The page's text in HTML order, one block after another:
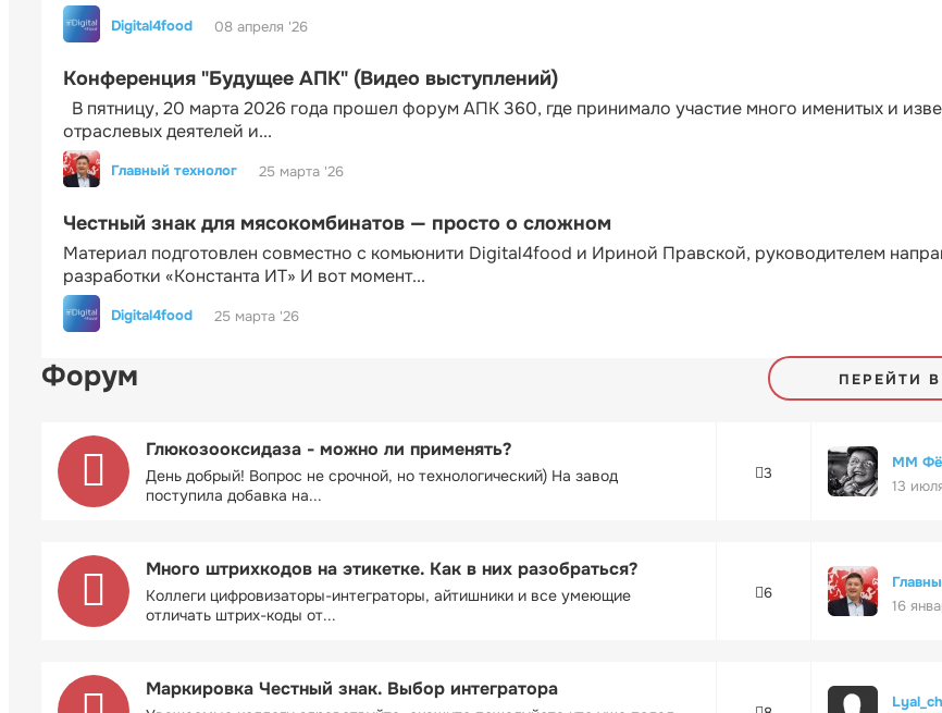
Digital4food 08 апреля '26
Конференция "Будущее АПК" (Видео выступлений)
В пятницу, 20 марта 2026 года прошел форум АПК 360, где принимало участие много именитых и
отраслевых деятелей и...
Главный технолог 25 марта '26
Честный знак для мясокомбинатов — просто о сложном
Материал подготовлен совместно с комьюнити Digital4food и Ириной Правской, руководителем
разработки «Константа ИТ» И вот момент...
Digital4food 25 марта '26
Форум ПЕРЕЙТИ
Глюкозооксидаза - можно ли применять?
День добрый! Вопрос не срочной, но технологический) На завод
поступила добавка на...
3
ММ
13
Много штрихкодов на этикетке. Как в них разобраться?
Коллеги цифровизаторы-интеграторы, айтишники и все умеющие
отличать штрих-коды от...
6
16
Маркировка Честный знак. Выбор интегратора